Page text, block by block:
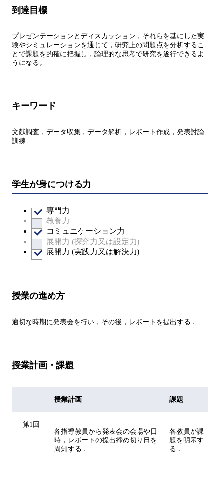
到達目標
プレゼンテーションとディスカッション，それらを基にした実
験やシミュレーションを通じて，研究上の問題点を分析するこ
とで課題を的確に把握し，論理的な思考で研究を遂行できるよ
うになる。
キーワード
文献調査，データ収集，データ解析，レポート作成，発表討論
訓練
学生が身につける力
専門力
教養力
コミュニケーション力
展開力 (探究力又は設定力)
展開力 (実践力又は解決力)
授業の進め方
適切な時期に発表会を行い，その後，レポートを提出する．
授業計画・課題
授業計画 課題
第1回
各指導教員から発表会の会場や日
時，レポートの提出締め切り日を
周知する．
各教員が課
題を明示す
る．